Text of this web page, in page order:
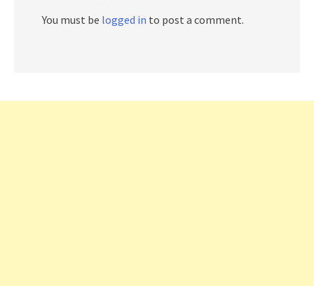
You must be logged in to post a comment.